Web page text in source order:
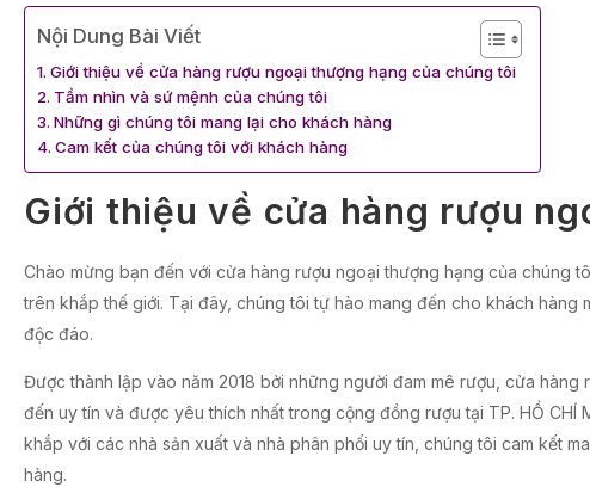
Nội Dung Bài Viết
Giới thiệu về cửa hàng rượu ngoại thượng hạng của chúng tôi
Tầm nhìn và sứ mệnh của chúng tôi
Những gì chúng tôi mang lại cho khách hàng
Cam kết của chúng tôi với khách hàng
Giới thiệu về cửa hàng rượu
Chào mừng bạn đến với cửa hàng rượu ngoại thượng hạng của chúng
trên khắp thế giới. Tại đây, chúng tôi tự hào mang đến cho khách
độc đáo.
Được thành lập vào năm 2018 bởi những người đam mê rượu, cửa
đến uy tín và được yêu thích nhất trong cộng đồng rượu tại TP. HỒ CHÍ
khắp với các nhà sản xuất và nhà phân phối uy tín, chúng tôi cam kết
hàng.